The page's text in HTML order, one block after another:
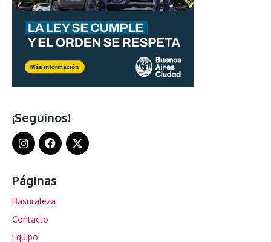
¡Seguinos!
Páginas
Basuraleza
Contacto
Equipo